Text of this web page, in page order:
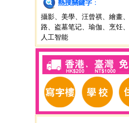
熱搜關鍵字 ：
攝影
美學 汪曾祺 繪畫
路
盗墓笔记 瑜伽 烹饪
人工智能